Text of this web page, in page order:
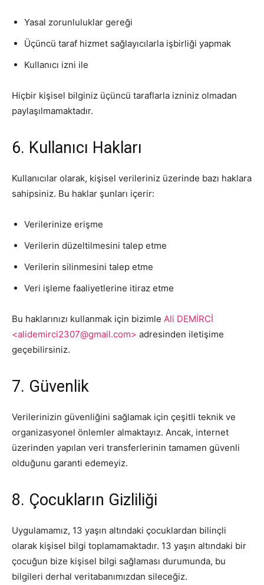
Yasal zorunluluklar gereği
Üçüncü taraf hizmet sağlayıcılarla işbirliği yapmak
Kullanıcı izni ile
Hiçbir kişisel bilginiz üçüncü taraflarla izniniz olmadan
paylaşılmamaktadır.
6. Kullanıcı Hakları
Kullanıcılar olarak, kişisel verileriniz üzerinde bazı haklara
sahipsiniz. Bu haklar şunları içerir:
Verilerinize erişme
Verilerin düzeltilmesini talep etme
Verilerin silinmesini talep etme
Veri işleme faaliyetlerine itiraz etme
Bu haklarınızı kullanmak için bizimle Ali DEMİRCİ
<alidemirci2307@gmail.com> adresinden iletişime
geçebilirsiniz.
7. Güvenlik
Verilerinizin güvenliğini sağlamak için çeşitli teknik ve
organizasyonel önlemler almaktayız. Ancak, internet
üzerinden yapılan veri transferlerinin tamamen güvenli
olduğunu garanti edemeyiz.
8. Çocukların Gizliliği
Uygulamamız, 13 yaşın altındaki çocuklardan bilinçli
olarak kişisel bilgi toplamamaktadır. 13 yaşın altındaki bir
çocuğun bize kişisel bilgi sağlaması durumunda, bu
bilgileri derhal veritabanımızdan sileceğiz.